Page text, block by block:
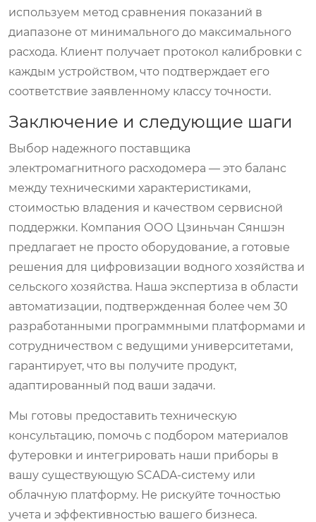
используем метод сравнения показаний в
диапазоне от минимального до максимального
расхода. Клиент получает протокол калибровки с
каждым устройством, что подтверждает его
соответствие заявленному классу точности.
Заключение и следующие шаги
Выбор надежного поставщика
электромагнитного расходомера — это баланс
между техническими характеристиками,
стоимостью владения и качеством сервисной
поддержки. Компания ООО Цзиньчан Сяншэн
предлагает не просто оборудование, а готовые
решения для цифровизации водного хозяйства и
сельского хозяйства. Наша экспертиза в области
автоматизации, подтвержденная более чем 30
разработанными программными платформами и
сотрудничеством с ведущими университетами,
гарантирует, что вы получите продукт,
адаптированный под ваши задачи.
Мы готовы предоставить техническую
консультацию, помочь с подбором материалов
футеровки и интегрировать наши приборы в
вашу существующую SCADA-систему или
облачную платформу. Не рискуйте точностью
учета и эффективностью вашего бизнеса.